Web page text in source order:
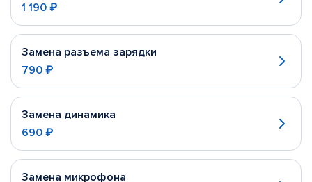
1 190 ₽
Замена разъема зарядки
790 ₽
Замена динамика
690 ₽
Замена микрофона